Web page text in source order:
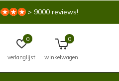
verlanglijst
0
winkelwagen
0
> 9000 reviews!